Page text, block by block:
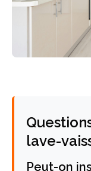
lave-
Peut-on